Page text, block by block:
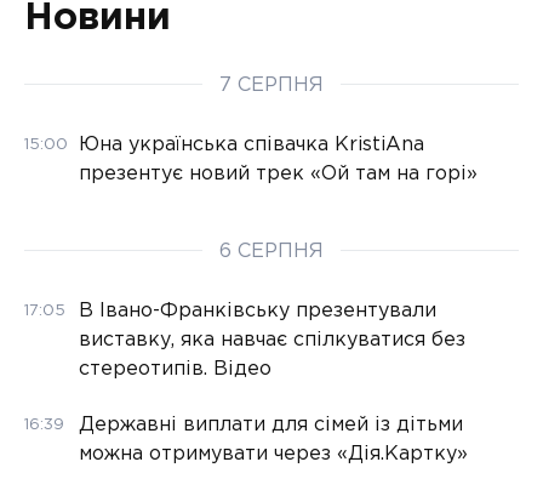
Новини
7 СЕРПНЯ
15:00
Юна українська співачка KristiAna
презентує новий трек «Ой там на горі»
6 СЕРПНЯ
17:05
В Івано-Франківську презентували
виставку, яка навчає спілкуватися без
стереотипів. Відео
16:39
Державні виплати для сімей із дітьми
можна отримувати через «Дія.Картку»